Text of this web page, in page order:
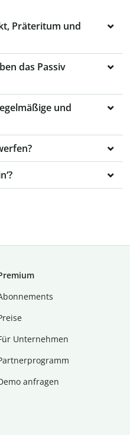
Präteritum und
das Passiv
und
Unternehmen
anfragen